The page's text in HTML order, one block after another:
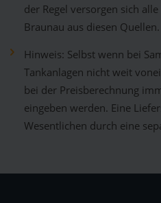
der Regel versorgen sich
Braunau aus diesen Quellen.
Hinweis: Selbst wenn bei
Tankanlagen nicht weit
bei der Preisberechnung
eingeben werden. Eine
Wesentlichen durch eine